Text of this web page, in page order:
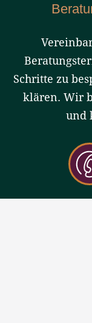
Schritte zu
klären. Wir
und